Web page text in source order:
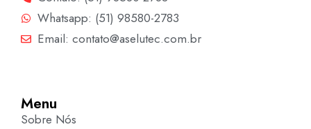
Whatsapp: (51) 98580-2783
Email: contato@aselutec.com.br
Menu
Sobre Nós